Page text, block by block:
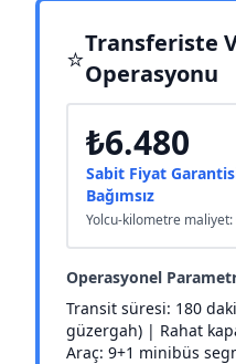
⭐Transferiste
Operasyonu
₺6.480
Sabit Fiyat Garantisi
Bağımsız
Yolcu-kilometre
Operasyonel
Transit süresi: 180
güzergah) | Rahat
Araç: 9+1 minibüs